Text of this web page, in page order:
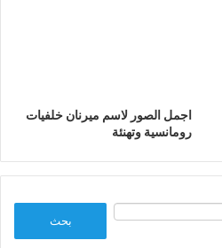
اجمل الصور لاسم ميرنان خلفيات
رومانسية وتهنئة